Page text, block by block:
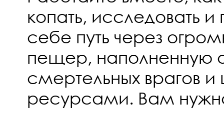
копать, исследовать и
себе путь через
пещер, наполненную
смертельных врагов
ресурсами. Вам